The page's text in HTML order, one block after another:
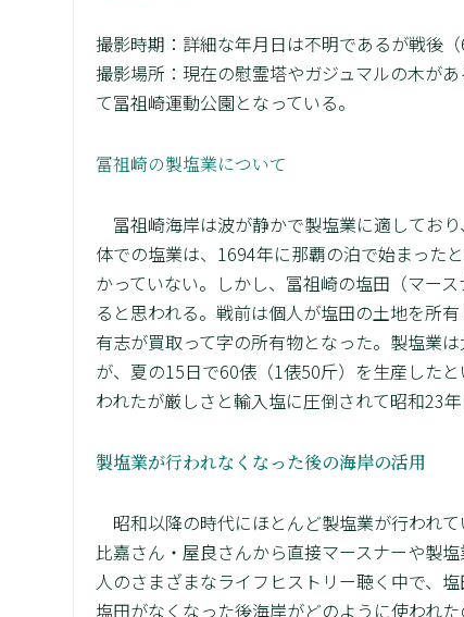
撮影時期：詳細な年月日は不明であるが戦後
撮影場所：現在の慰霊塔やガジュマルの木が
て冨祖崎運動公園となっている。
冨祖崎の製塩業について
冨祖崎海岸は波が静かで製塩業に適してお
体での塩業は、1694年に那覇の泊で始まった
かっていない。しかし、冨祖崎の塩田（マー
ると思われる。戦前は個人が塩田の土地を所
有志が買取って字の所有物となった。製塩業
が、夏の15日で60俵（1俵50斤）を生産した
われたが厳しさと輸入塩に圧倒されて昭和23
製塩業が行われなくなった後の海岸の活用
昭和以降の時代にほとんど製塩業が行われ
比嘉さん・屋良さんから直接マースナーや製
人のさまざまなライフヒストリー聴く中で、
塩田がなくなった後海岸がどのように使われ